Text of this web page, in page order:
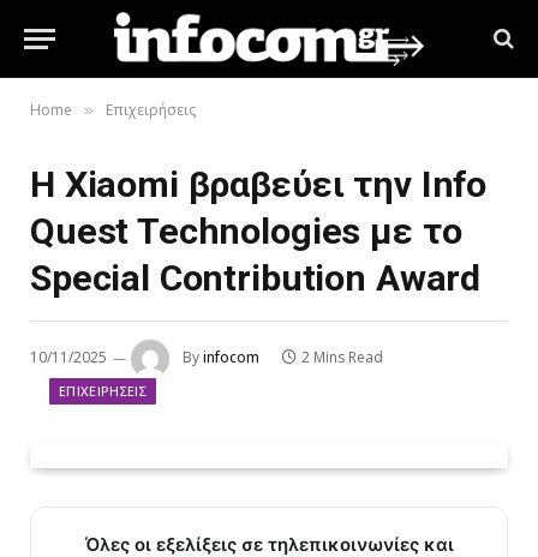
Home » Επιχειρήσεις
Η Xiaomi βραβεύει την Info
Quest Technologies με το
Special Contribution Award
10/11/2025 Byinfocom 2 Mins Read
ΕΠΙΧΕΙΡΉΣΕΙΣ
Όλες οι εξελίξεις σε τηλεπικοινωνίες και